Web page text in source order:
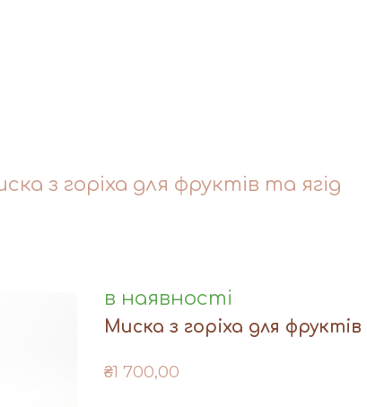
з горіха для фруктів та ягід
в наявності
Миска з горіха для фруктів
₴1 700,00